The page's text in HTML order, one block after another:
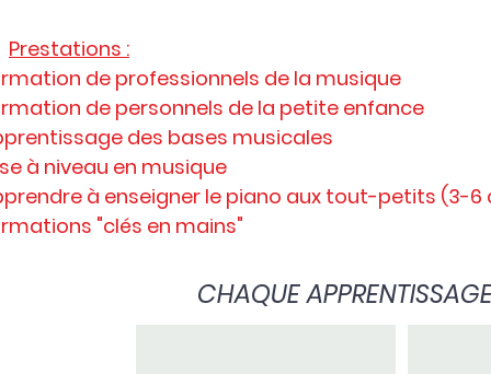
Prestations :
de professionnels de la musique
de personnels de la petite enfance
des bases musicales
à niveau en musique
à enseigner le piano aux tout-petits (3-6
"clés en mains"
CHAQUE